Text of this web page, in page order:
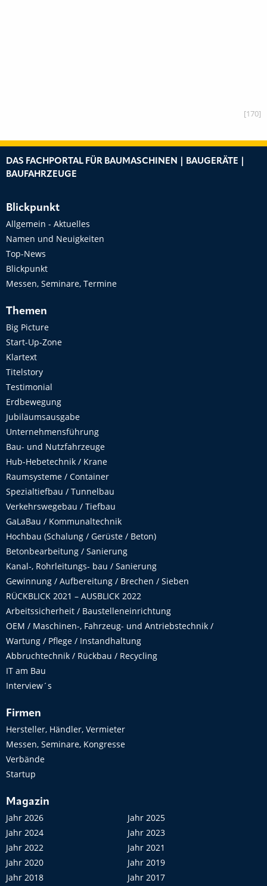
[170]
DAS FACHPORTAL FÜR BAUMASCHINEN | BAUGERÄTE |
BAUFAHRZEUGE
Blickpunkt
Allgemein - Aktuelles
Namen und Neuigkeiten
Top-News
Blickpunkt
Messen, Seminare, Termine
Themen
Big Picture
Start-Up-Zone
Klartext
Titelstory
Testimonial
Erdbewegung
Jubiläumsausgabe
Unternehmensführung
Bau- und Nutzfahrzeuge
Hub-Hebetechnik / Krane
Raumsysteme / Container
Spezialtiefbau / Tunnelbau
Verkehrswegebau / Tiefbau
GaLaBau / Kommunaltechnik
Hochbau (Schalung / Gerüste / Beton)
Betonbearbeitung / Sanierung
Kanal-, Rohrleitungs- bau / Sanierung
Gewinnung / Aufbereitung / Brechen / Sieben
RÜCKBLICK 2021 – AUSBLICK 2022
Arbeitssicherheit / Baustelleneinrichtung
OEM / Maschinen-, Fahrzeug- und Antriebstechnik /
Wartung / Pflege / Instandhaltung
Abbruchtechnik / Rückbau / Recycling
IT am Bau
Interview´s
Firmen
Hersteller, Händler, Vermieter
Messen, Seminare, Kongresse
Verbände
Startup
Magazin
Jahr 2026
Jahr 2025
Jahr 2024
Jahr 2023
Jahr 2022
Jahr 2021
Jahr 2020
Jahr 2019
Jahr 2018
Jahr 2017